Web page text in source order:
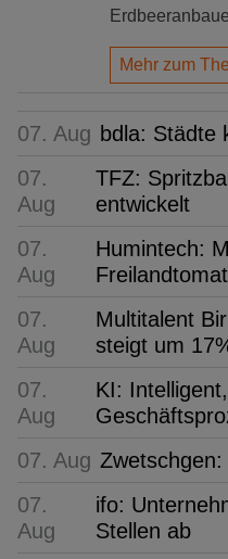
Mehr zum
07. Aug bdla: Städte
07.
Aug
TFZ:
entwickelt
07.
Aug
Humintech:
07.
Aug
Multitalent
steigt um
07.
Aug
KI:
07. Aug
07.
Aug
ifo:
Stellen ab